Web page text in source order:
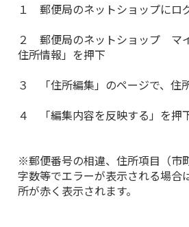
１ 郵便局のネットショップにロ
２ 郵便局のネットショップ マ
住所情報」を押下
３ 「住所編集」のページで、住
４ 「編集内容を反映する」を押
※郵便番号の相違、住所項目（市
字数等でエラーが表示される場合
所が赤く表示されます。